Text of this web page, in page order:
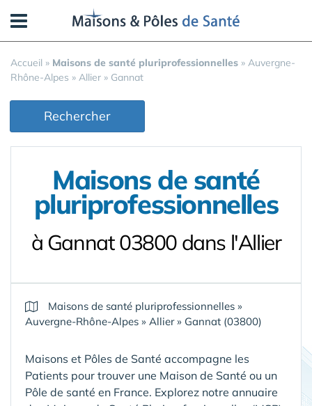
Accueil » Maisons de santé pluriprofessionnelles » Auvergne-
Rhône-Alpes » Allier » Gannat
Rechercher
Maisons de santé
pluriprofessionnelles
à Gannat 03800 dans l'Allier
Maisons de santé pluriprofessionnelles »
Auvergne-Rhône-Alpes » Allier» Gannat (03800)
Maisons et Pôles de Santé accompagne les
Patients pour trouver une Maison de Santé ou un
Pôle de santé en France. Explorez notre annuaire
Panneau de gestion des cookies